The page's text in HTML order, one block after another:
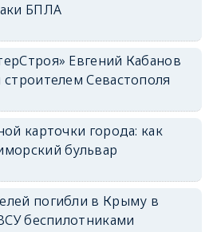
БПЛА
Евгений Кабанов
Севастополя
карточки города: как
бульвар
погибли в Крыму в
беспилотниками